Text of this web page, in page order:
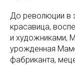
До революции в
красавица,
и художниками,
урожденная
фабриканта,